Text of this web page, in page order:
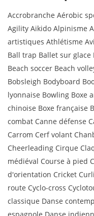
Accrobranche Aérobic
Agility Aikido Alpinisme
artistiques Athlétisme
Ball trap Ballet sur glace
Beach soccer Beach
Bobsleigh Bodyboard
lyonnaise Bowling Boxe
chinoise Boxe française
combat Canne défense
Carrom Cerf volant
Cheerleading Cirque
médiéval Course à pied
d'orientation Cricket
route Cyclo-cross
classique Danse